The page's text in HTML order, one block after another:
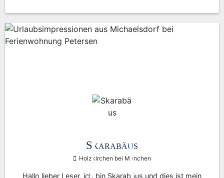
Skarabäus
Holzkirchen bei München
Hallo lieber Leser, ich bin Skarabäus und dies ist mein